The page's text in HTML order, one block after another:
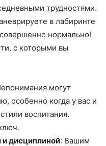
трудностями.
в лабиринте
нормально!
с которыми вы
могут
особенно когда у вас и
воспитания.
дисциплиной: Вашим